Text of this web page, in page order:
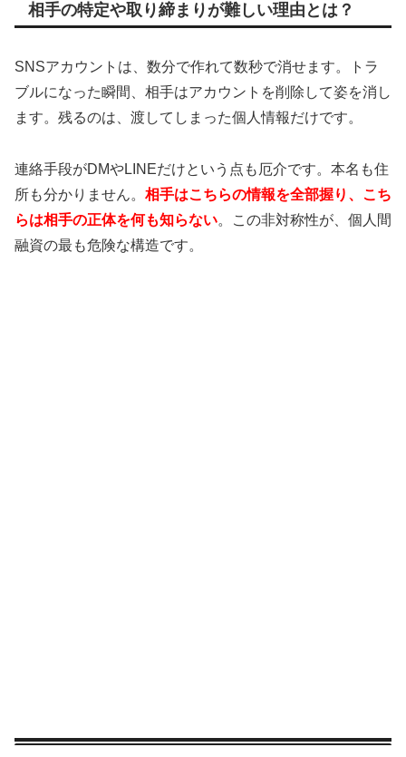
相手の特定や取り締まりが難しい理由とは？
SNSアカウントは、数分で作れて数秒で消せます。トラ
ブルになった瞬間、相手はアカウントを削除して姿を消し
ます。残るのは、渡してしまった個人情報だけです。
連絡手段がDMやLINEだけという点も厄介です。本名も住
所も分かりません。 相手はこちらの情報を全部握り、こち
らは相手の正体を何も知らない。この非対称性が、個人間
融資の最も危険な構造です。